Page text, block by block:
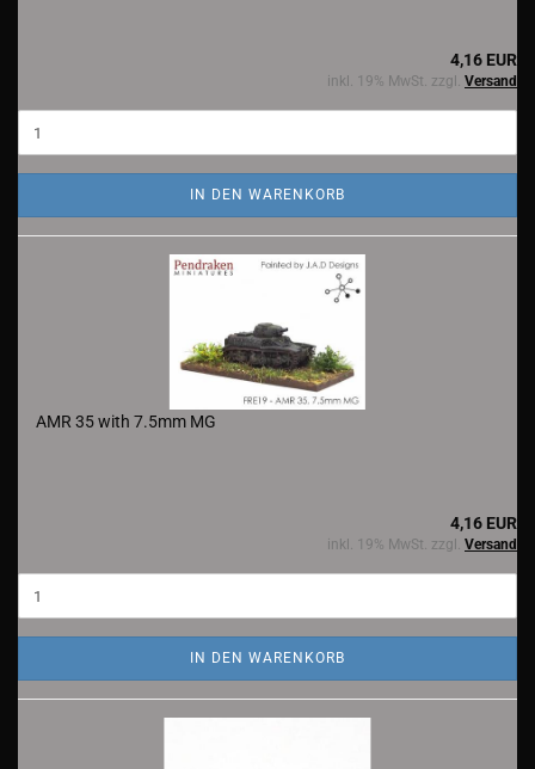
4,16 EUR
inkl. 19% MwSt. zzgl. Versand
IN DEN WARENKORB
AMR 35 with 7.5mm MG
4,16 EUR
inkl. 19% MwSt. zzgl. Versand
IN DEN WARENKORB